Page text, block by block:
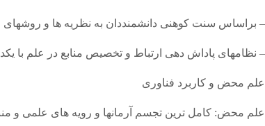
– براساس سنت کوهنی دانشمنددان به نظریه ها و روشهای
– نظامهای پاداش دهی ارتباط و تخصیص منابع در علم با
علم محض و کاربرد فناوری
علم محض: کامل ترین تجسم آرمانها و رویه های علمی و